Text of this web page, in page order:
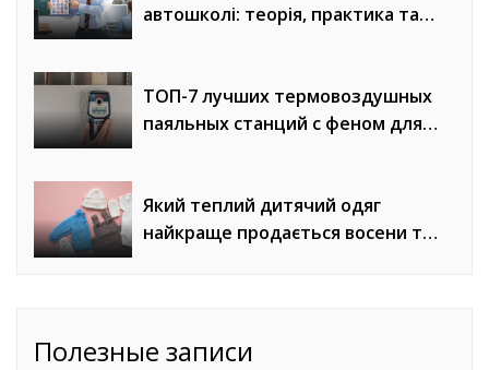
автошколі: теорія, практика та
ТОП-7 лучших термовоздушных
паяльных станций с феном для
Який теплий дитячий одяг
найкраще продається восени та
Полезные записи